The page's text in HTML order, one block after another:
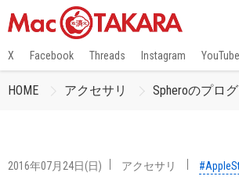
X Facebook Threads Instagram YouTube
HOME アクセサリ Spheroのプロ
2016年07月24日(日) アクセサリ